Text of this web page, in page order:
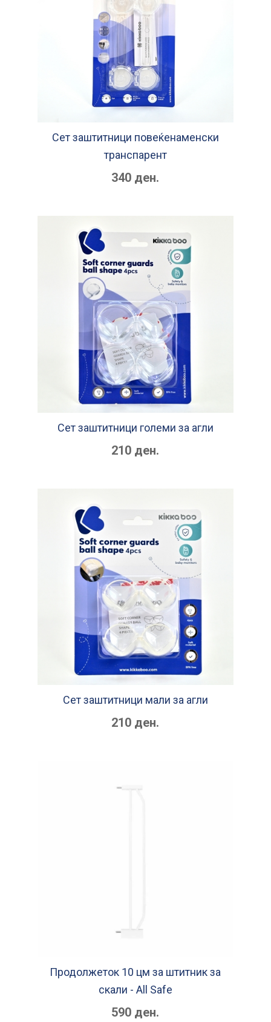
Сет заштитници повеќенаменски
транспарент
340 ден.
Сет заштитници големи за агли
210 ден.
Сет заштитници мали за агли
210 ден.
Продолжеток 10 цм за штитник за
скали - Аll Ѕafe
590 ден.